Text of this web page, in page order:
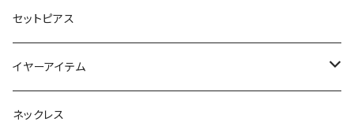
マルチショルダー
マチ付きポーチ
フラットポーチ
スマートキーポーチ
チャーム / カラビナ
ウォレット / 財布
静電気軽減ヘアブレスレット
ポニーフック
テールクラッチ
セットピアス
イヤーアイテム
ステンレスピアス
ネックレス